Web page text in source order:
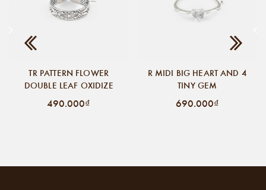
TR PATTERN FLOWER
DOUBLE LEAF OXIDIZE
490.000₫
R MIDI BIG HEART AND 4
TINY GEM
690.000₫